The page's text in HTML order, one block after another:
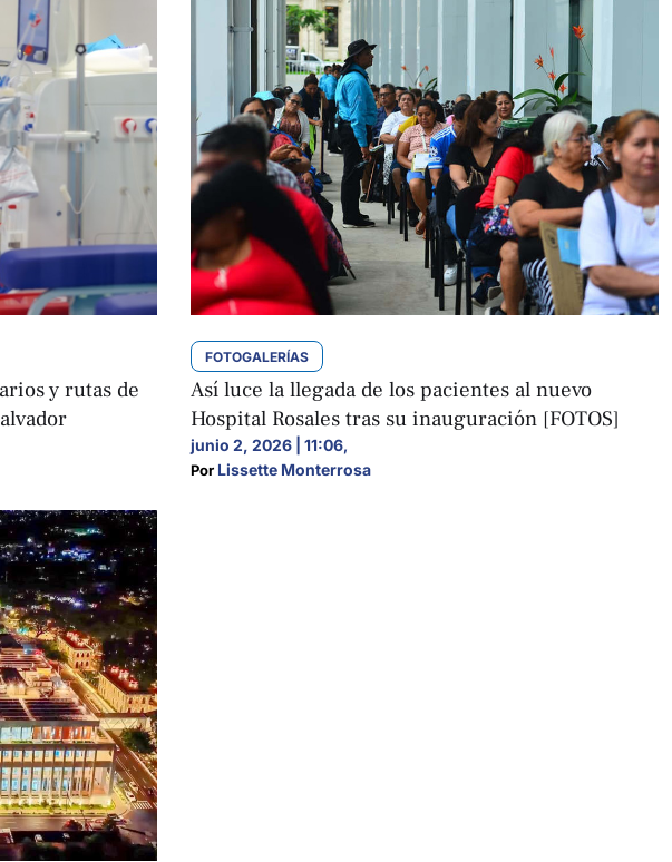
y rutas de
FOTOGALERÍAS
Así luce la llegada de los pacientes al nuevo
Hospital Rosales tras su inauguración [FOTOS]
junio 2, 2026 | 11:06,
Por Lissette Monterrosa